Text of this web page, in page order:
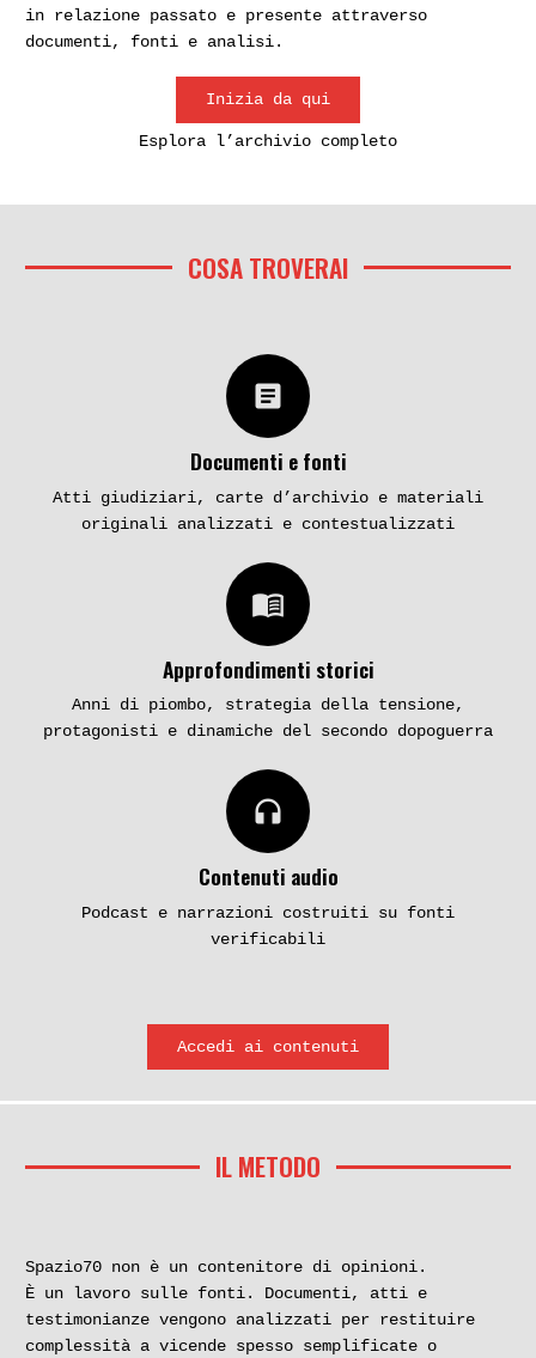
in relazione passato e presente attraverso
documenti, fonti e analisi.
Inizia da qui
Esplora l’archivio completo
COSA TROVERAI
article
Documenti e fonti
Atti giudiziari, carte d’archivio e materiali
originali analizzati e contestualizzati
menu_book
Approfondimenti storici
Anni di piombo, strategia della tensione,
protagonisti e dinamiche del secondo dopoguerra
headphones
Contenuti audio
Podcast e narrazioni costruiti su fonti
verificabili
Accedi ai contenuti
IL METODO
Spazio70 non è un contenitore di opinioni.
È un lavoro sulle fonti. Documenti, atti e
testimonianze vengono analizzati per restituire
complessità a vicende spesso semplificate o